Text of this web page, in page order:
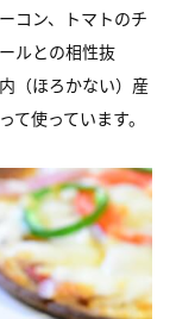
コン、トマトのチ
ルとの相性抜
（ほろかない）産
使っています。